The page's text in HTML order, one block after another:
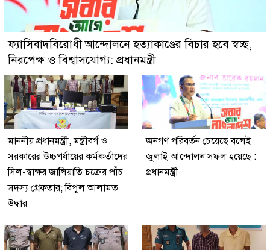
ফ্যাসিবাদবিরোধী আন্দোলনে হত্যাকাণ্ডের বিচার হবে স্বচ্ছ,
নিরপেক্ষ ও বিশ্বাসযোগ্য: প্রধানমন্ত্রী
মাননীয় প্রধানমন্ত্রী, মন্ত্রীবর্গ ও
সরকারের উচ্চপর্যায়ের কর্মকর্তাদের
সিল-স্বাক্ষর জালিয়াতি চক্রের পাঁচ
সদস্য গ্রেফতার; বিপুল আলামত
উদ্ধার
জনগণ পরিবর্তন চেয়েছে বলেই
জুলাই আন্দোলন সফল হয়েছে :
প্রধানমন্ত্রী